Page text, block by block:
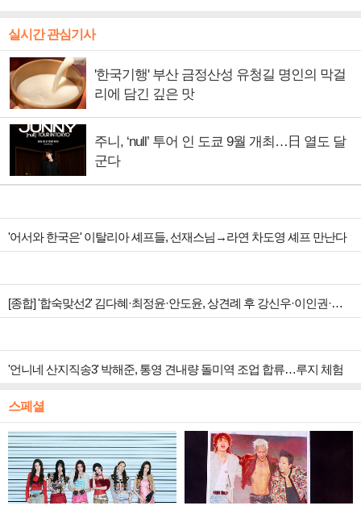
실시간 관심기사
'한국기행' 부산 금정산성 유청길 명인의 막걸
리에 담긴 깊은 맛
주니, ‘null’ 투어 인 도쿄 9월 개최…日 열도 달
군다
'어서와 한국은' 이탈리아 셰프들, 선재스님→라연 차도영 셰프 만난다
[종합] '합숙맞선2' 김다혜·최정윤·안도윤, 상견례 후 강신우·이인권·권예찬 향한 마음 변화
'언니네 산지직송3' 박해준, 통영 견내량 돌미역 조업 합류…루지 체험
스페셜